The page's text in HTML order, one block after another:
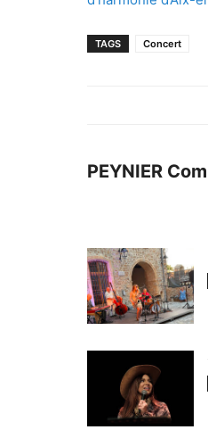
TAGS Concert
PEYNIER